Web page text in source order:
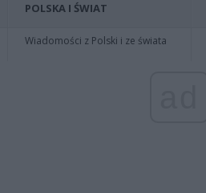
POLSKA I ŚWIAT
Wiadomości z Polski i ze świata